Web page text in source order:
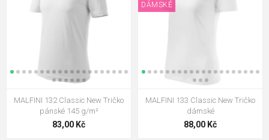
MALFINI 132 Classic New Tričko
pánské 145 g/m²
83,00 Kč
DÁMSKÉ
MALFINI 133 Classic New Tričko
dámské
88,00 Kč